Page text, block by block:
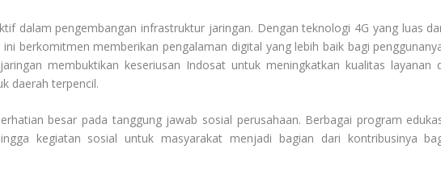
dalam pengembangan infrastruktur jaringan. Dengan teknologi 4G yang luas
berkomitmen memberikan pengalaman digital yang lebih baik bagi
membuktikan keseriusan Indosat untuk meningkatkan kualitas layanan
daerah terpencil.
besar pada tanggung jawab sosial perusahaan. Berbagai program
kegiatan sosial untuk masyarakat menjadi bagian dari kontribusinya